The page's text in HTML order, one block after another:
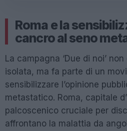
Roma e la
cancro al seno
La campagna ‘Due di noi’
isolata, ma fa parte di un
sensibilizzare l’opinione
metastatico. Roma, capitale
palcoscenico cruciale per
affrontano la malattia da